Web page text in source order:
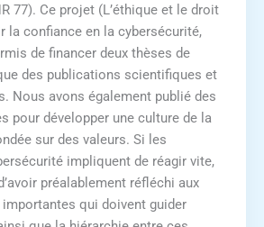
77). Ce projet (L’éthique et le droit
la confiance en la cybersécurité,
de financer deux thèses de
des publications scientifiques et
Nous avons également publié des
pour développer une culture de la
sur des valeurs. Si les
impliquent de réagir vite,
préalablement réfléchi aux
qui doivent guider